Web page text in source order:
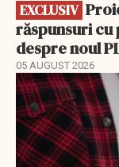
EXCLUSIV
răspunsuri cu
despre noul
05 AUGUST 2026